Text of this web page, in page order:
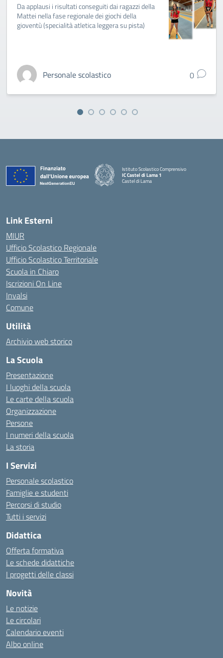
Da applausi i risultati conseguiti dai ragazzi della
Mattei nella fase regionale dei giochi della
gioventù (specialità atletica leggera su pista)
Personale scolastico 0
Istituto Scolastico Comprensivo
IC Castel di Lama 1
Castel di Lama
Link Esterni
MIUR
Ufficio Scolastico Regionale
Ufficio Scolastico Territoriale
Scuola in Chiaro
Iscrizioni On Line
Invalsi
Comune
Utilità
Archivio web storico
La Scuola
Presentazione
I luoghi della scuola
Le carte della scuola
Organizzazione
Persone
I numeri della scuola
La storia
I Servizi
Personale scolastico
Famiglie e studenti
Percorsi di studio
Tutti i servizi
Didattica
Offerta formativa
Le schede didattiche
I progetti delle classi
Novità
Le notizie
Le circolari
Calendario eventi
Albo online